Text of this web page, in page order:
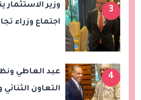
3
وزير الاستثمار
اجتماع وزراء
4
عبد العاطي
التعاون